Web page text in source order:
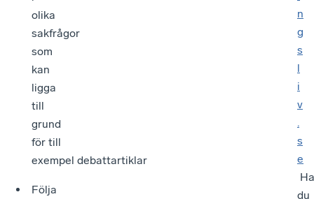
olika
sakfrågor
som
kan
ligga
till
grund
för till
exempel debattartiklar
Följa
n
g
s
l
i
v
.
s
e
du